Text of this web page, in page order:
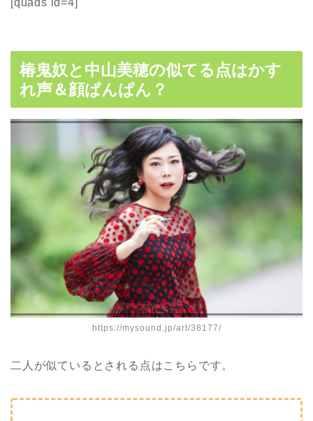
[quads id=4]
椿鬼奴と中山美穂の似てる点はかす
れ声＆顔ぱんぱん？
https://mysound.jp/art/38177/
二人が似ているとされる点はこちらです。